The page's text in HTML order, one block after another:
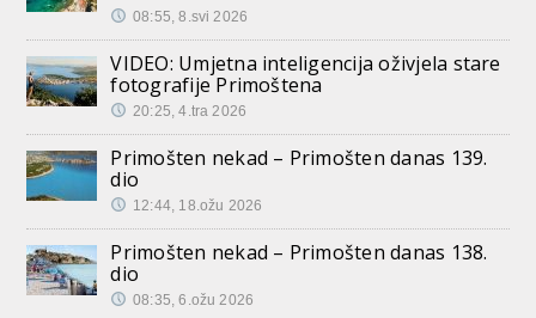
08:55, 8.svi 2026
VIDEO: Umjetna inteligencija oživjela stare
fotografije Primoštena
20:25, 4.tra 2026
Primošten nekad – Primošten danas 139.
dio
12:44, 18.ožu 2026
Primošten nekad – Primošten danas 138.
dio
08:35, 6.ožu 2026